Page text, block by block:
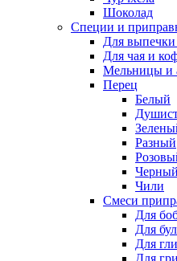
Шоколад
Специи и
Для выпечки
Для чая и
Мельницы и
Перец
Белый
Разный
Черный
Чили
Смеси
Для
Для
Для
Для